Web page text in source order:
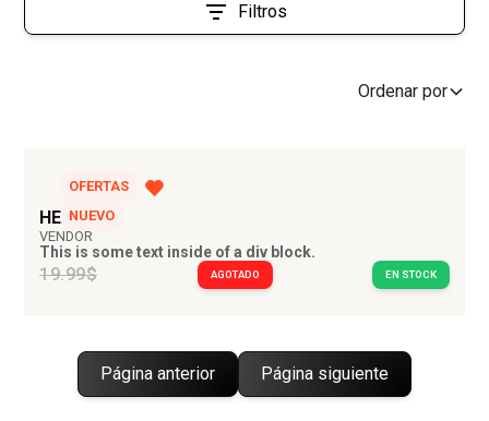
Filtros
Ordenar por
OFERTAS
NUEVO
HEADING
VENDOR
This is some text inside of a div block.
19.99$ AGOTADO EN STOCK
Página anterior Página siguiente